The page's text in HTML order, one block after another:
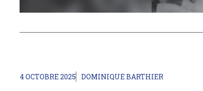
4 OCTOBRE 2025 DOMINIQUE BARTHIER